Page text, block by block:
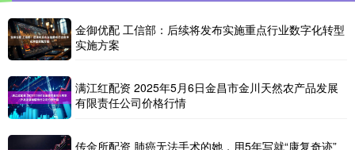
金御优配 工信部：后续将发布实施重点行业数字化转型
实施方案
满江红配资 2025年5月6日金昌市金川天然农产品发展
有限责任公司价格行情
传金所配资 肺癌无法手术的她，用5年写就“康复奇迹”